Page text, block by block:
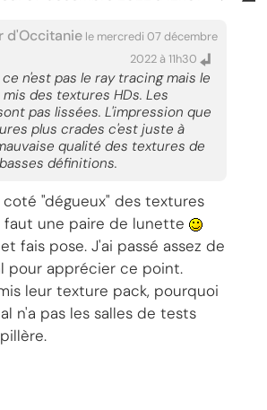
d'Occitanie le mercredi 07 décembre
2022 à 11h30
n'est pas le ray tracing mais le
des textures HDs. Les
pas lissées. L'impression que
plus crades c'est juste à
qualité des textures de
définitions.
"dégueux" des textures
faut une paire de lunette
fais pose. J'ai passé assez de
pour apprécier ce point.
leur texture pack, pourquoi
n'a pas les salles de tests